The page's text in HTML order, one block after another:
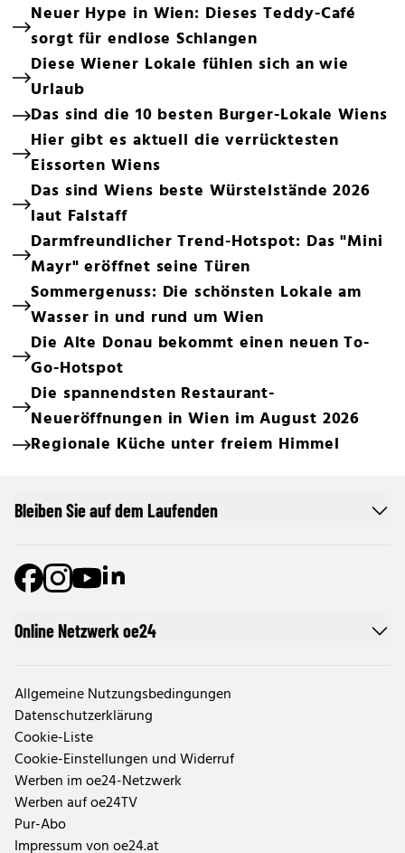
Neuer Hype in Wien: Dieses Teddy-Café
sorgt für endlose Schlangen
Diese Wiener Lokale fühlen sich an wie
Urlaub
Das sind die 10 besten Burger-Lokale Wiens
Hier gibt es aktuell die verrücktesten
Eissorten Wiens
Das sind Wiens beste Würstelstände 2026
laut Falstaff
Darmfreundlicher Trend-Hotspot: Das "Mini
Mayr" eröffnet seine Türen
Sommergenuss: Die schönsten Lokale am
Wasser in und rund um Wien
Die Alte Donau bekommt einen neuen To-
Go-Hotspot
Die spannendsten Restaurant-
Neueröffnungen in Wien im August 2026
Regionale Küche unter freiem Himmel
Online Netzwerk oe24
Allgemeine Nutzungsbedingungen
Datenschutzerklärung
Cookie-Liste
Cookie-Einstellungen und Widerruf
Werben im oe24-Netzwerk
Werben auf oe24TV
Pur-Abo
Impressum von oe24.at
Bleiben Sie auf dem Laufenden